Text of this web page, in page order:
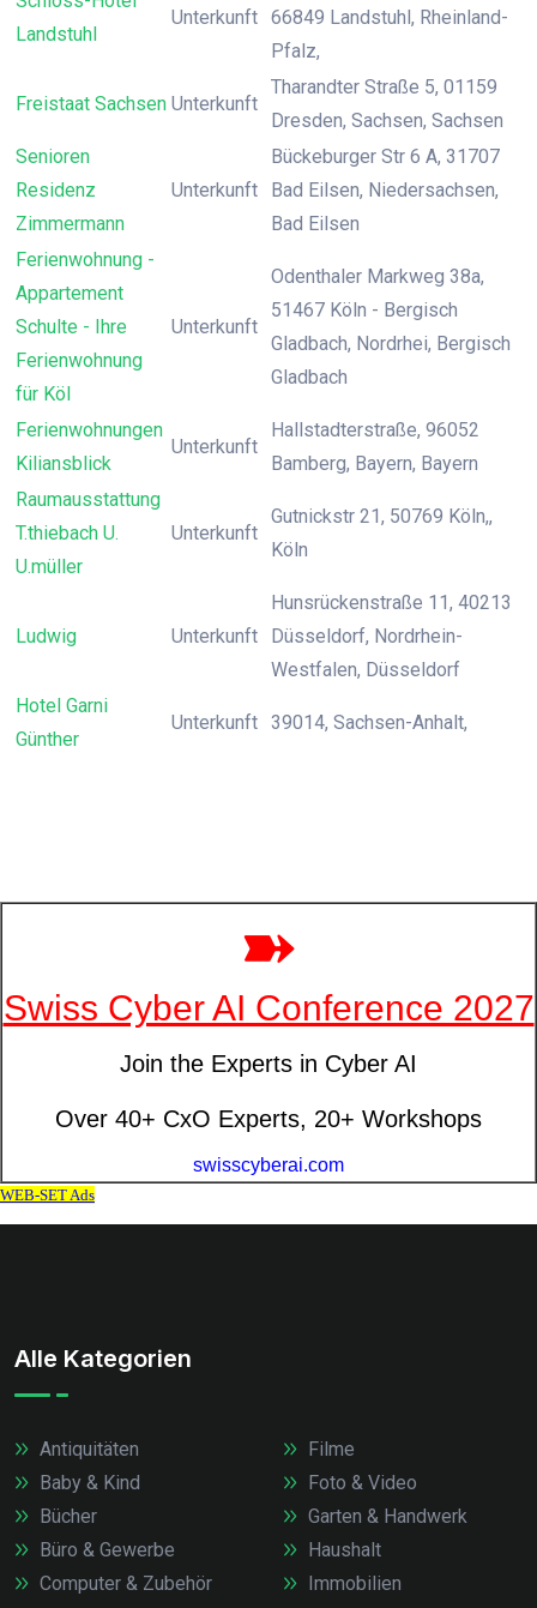
Landstuhl
Unterkunft 66849 Landstuhl, Rheinland-
Pfalz,
Freistaat Sachsen Unterkunft
Tharandter Straße 5, 01159
Dresden, Sachsen, Sachsen
Senioren
Residenz
Zimmermann
Unterkunft
Bückeburger Str 6 A, 31707
Bad Eilsen, Niedersachsen,
Bad Eilsen
Ferienwohnung -
Appartement
Schulte - Ihre
Ferienwohnung
für Köl
Unterkunft
Odenthaler Markweg 38a,
51467 Köln - Bergisch
Gladbach, Nordrhei, Bergisch
Gladbach
Ferienwohnungen
Kiliansblick
Unterkunft
Hallstadterstraße, 96052
Bamberg, Bayern, Bayern
Raumausstattung
T.thiebach U.
U.müller
Unterkunft
Gutnickstr 21, 50769 Köln,,
Köln
Ludwig Unterkunft
Hunsrückenstraße 11, 40213
Düsseldorf, Nordrhein-
Westfalen, Düsseldorf
Hotel Garni
Günther
Unterkunft 39014, Sachsen-Anhalt,
Alle Kategorien
Antiquitäten
Baby & Kind
Bücher
Büro & Gewerbe
Computer & Zubehör
Filme
Foto & Video
Garten & Handwerk
Haushalt
Immobilien